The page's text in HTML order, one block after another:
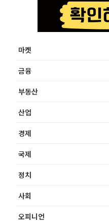
마켓
금융
부동산
산업
경제
국제
정치
사회
오피니언